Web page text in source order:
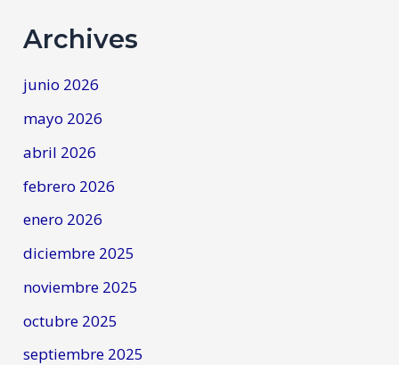
Archives
junio 2026
mayo 2026
abril 2026
febrero 2026
enero 2026
diciembre 2025
noviembre 2025
octubre 2025
septiembre 2025